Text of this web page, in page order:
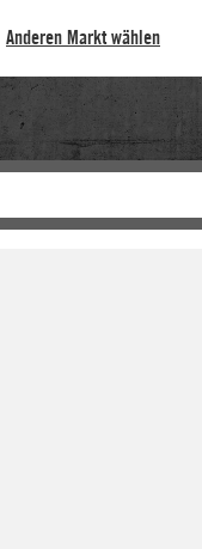
Anderen Markt wählen